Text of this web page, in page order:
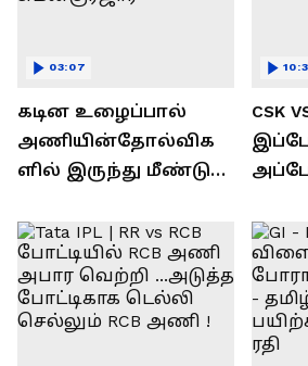
கடின உழைப்பால்
அணியின்தோல்விக
ளில் இருந்து மீண்டு
தமிழ் லைன்ஸ்
கேப்டன் சுமன்குர்ஜார்
03:07
CSK